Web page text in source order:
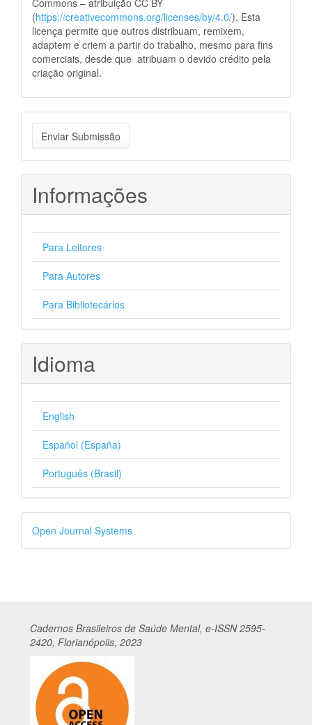
Commons – atribuição CC BY
(https://creativecommons.org/licenses/by/4.0/). Esta
licença permite que outros distribuam, remixem,
adaptem e criem a partir do trabalho, mesmo para fins
comerciais, desde que atribuam o devido crédito pela
criação original.
Enviar
Submissão
Enviar Submissão
Informações
Para Leitores
Para Autores
Para Bibliotecários
Idioma
English
Español (España)
Português (Brasil)
Desenvolvido
por
Open Journal Systems
Cadernos Brasileiros de Saúde Mental, e-ISSN 2595-
2420, Florianópolis, 2023